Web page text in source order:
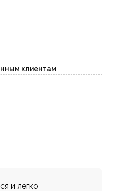
клиентам
и легко